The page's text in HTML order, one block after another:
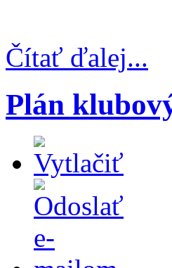
Čítať ďalej...
Plán